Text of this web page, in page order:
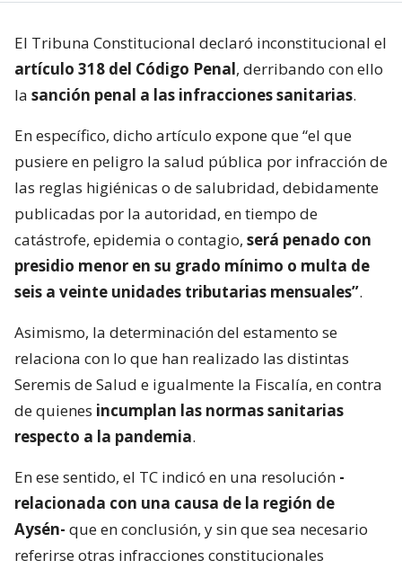
El Tribuna Constitucional declaró inconstitucional el
artículo 318 del Código Penal, derribando con ello
la sanción penal a las infracciones sanitarias.
En específico, dicho artículo expone que “el que
pusiere en peligro la salud pública por infracción de
las reglas higiénicas o de salubridad, debidamente
publicadas por la autoridad, en tiempo de
catástrofe, epidemia o contagio, será penado con
presidio menor en su grado mínimo o multa de
seis a veinte unidades tributarias mensuales”.
Asimismo, la determinación del estamento se
relaciona con lo que han realizado las distintas
Seremis de Salud e igualmente la Fiscalía, en contra
de quienes incumplan las normas sanitarias
respecto a la pandemia.
En ese sentido, el TC indicó en una resolución -
relacionada con una causa de la región de
Aysén- que en conclusión, y sin que sea necesario
referirse otras infracciones constitucionales